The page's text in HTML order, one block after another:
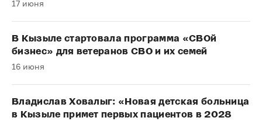
17 июня
В Кызыле стартовала программа «СВОй
бизнес» для ветеранов СВО и их семей
16 июня
Владислав Ховалыг: «Новая детская больница
в Кызыле примет первых пациентов в 2028